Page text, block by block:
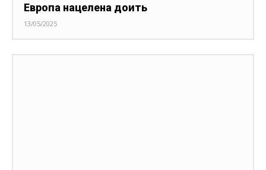
Европа нацелена доить
13/05/2025